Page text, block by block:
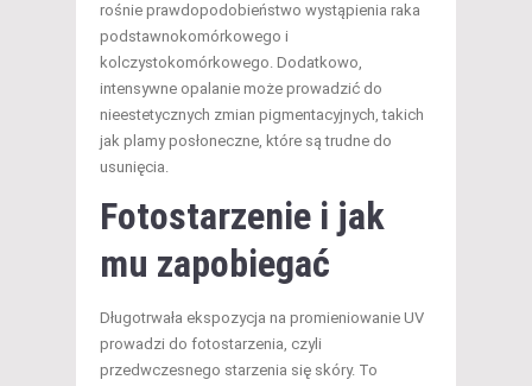
rośnie prawdopodobieństwo wystąpienia raka
podstawnokomórkowego i
kolczystokomórkowego. Dodatkowo,
intensywne opalanie może prowadzić do
nieestetycznych zmian pigmentacyjnych, takich
jak plamy posłoneczne, które są trudne do
usunięcia.
Fotostarzenie i jak
mu zapobiegać
Długotrwała ekspozycja na promieniowanie UV
prowadzi do fotostarzenia, czyli
przedwczesnego starzenia się skóry. To